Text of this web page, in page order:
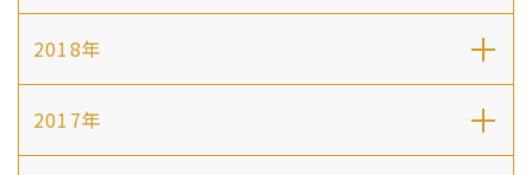
2018年
2017年